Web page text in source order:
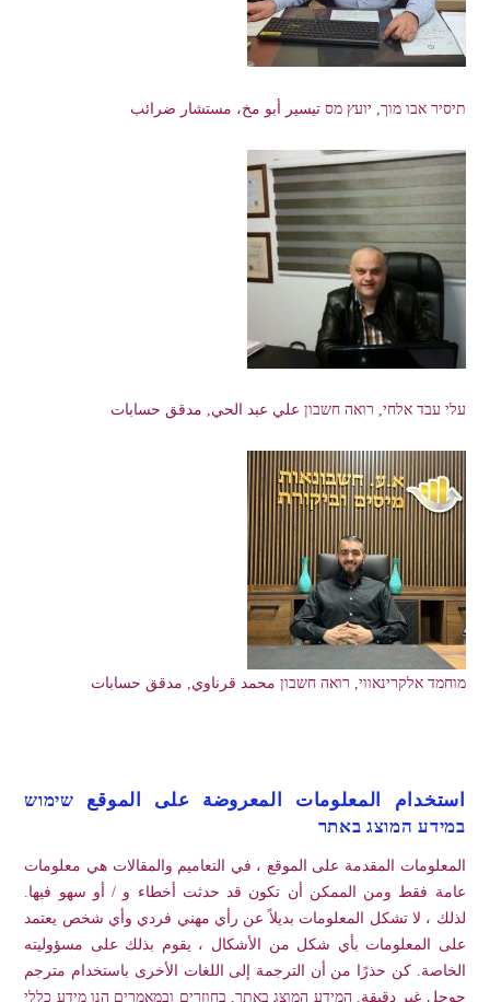
תיסיר אבו מוך, יועץ מס تيسير أبو مخ، مستشار ضرائب
עלי עבד אלחי, רואה חשבון علي عبد الحي, مدقق حسابات
מוחמד אלקרינאווי, רואה חשבון محمد قرناوي, مدقق حسابات
استخدام المعلومات المعروضة على الموقع שימוש
במידע המוצג באתר
المعلومات المقدمة على الموقع ، في التعاميم والمقالات هي معلومات
عامة فقط ومن الممكن أن تكون قد حدثت أخطاء و / أو سهو فيها.
لذلك ، لا تشكل المعلومات بديلاً عن رأي مهني فردي وأي شخص يعتمد
على المعلومات بأي شكل من الأشكال ، يقوم بذلك على مسؤوليته
الخاصة. كن حذرًا من أن الترجمة إلى اللغات الأخرى باستخدام مترجم
جوجل غير دقيقة. המידע המוצג באתר, בחוזרים ובמאמרים הנו מידע כללי